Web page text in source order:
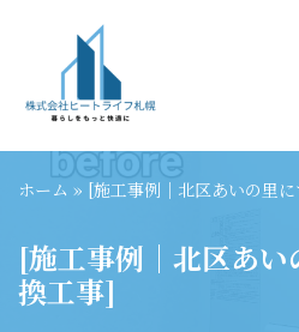
ン
ン
ツ
ス
キ
ッ
ホーム » [施工事例｜北区あいの里
[施工事例｜北区あ
換工事]